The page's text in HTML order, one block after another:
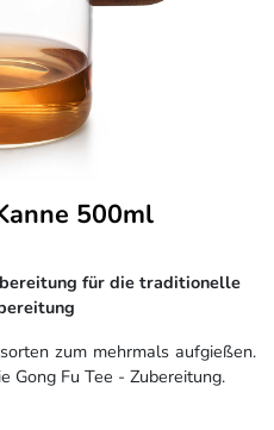
500ml
für die traditionelle
zum mehrmals aufgießen.
Gong Fu Tee - Zubereitung.